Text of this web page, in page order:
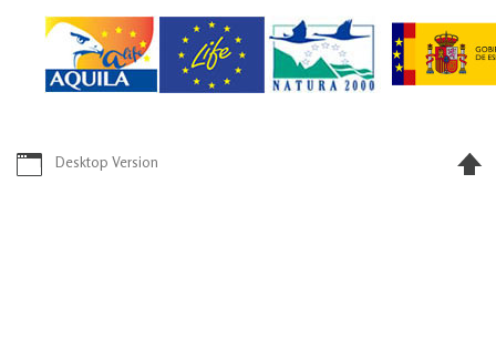
Desktop Version